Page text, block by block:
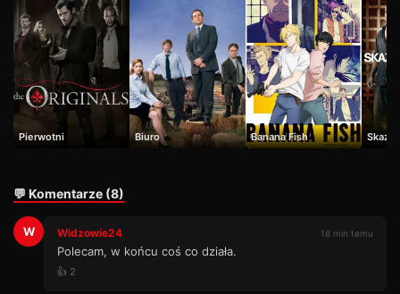
Pierwotni Biuro Banana Fish
💬 Komentarze (8)
W Widzowie24 18 min temu
Polecam, w końcu coś co działa.
👍 2